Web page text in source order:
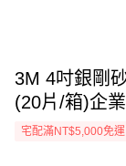
3M 4吋銀剛
(20片/箱)企
宅配滿NT$5,000免運